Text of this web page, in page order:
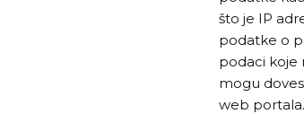
što je IP
podatke o
podaci koje
mogu
web portala.